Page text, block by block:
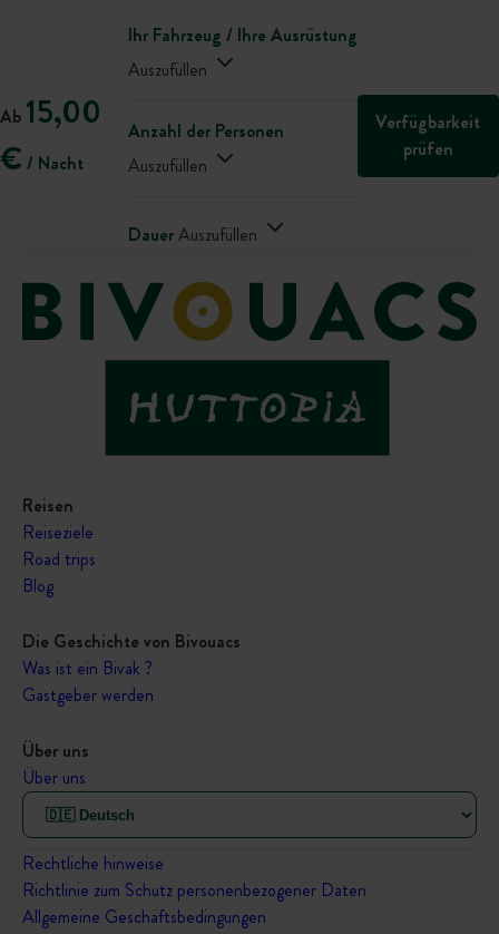
Ab 15,00
€ / Nacht
Ihr Fahrzeug / Ihre Ausrüstung
Auszufüllen
Anzahl der Personen
Auszufüllen
DauerAuszufüllen
Verfügbarkeit
prüfen
Reisen
Reiseziele
Road trips
Blog
Die Geschichte von Bivouacs
Was ist ein Bivak ?
Gastgeber werden
Über uns
Über uns
Rechtliche hinweise
Richtlinie zum Schutz personenbezogener Daten
Allgemeine Geschäftsbedingungen